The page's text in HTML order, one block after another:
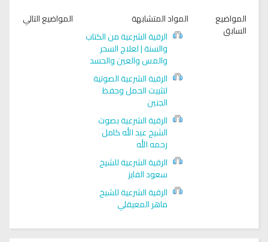
المواضيع
السابق
المواد المتشابهة
الرقية الشرعية من الكتاب
والسنة | لعلاج السحر
والمس والعين والحسد
الرقية الشرعية الصوتية
لتثبيت الحمل وحفظ
الجنين
الرقية الشرعية بصوت
الشيخ عبد الله كامل
رحمه الله
الرقية الشرعية للشيخ
سعود الفايز
الرقية الشرعية للشيخ
ماهر المعيقلي
المواضيع التالي